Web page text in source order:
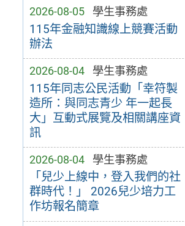
2026-08-05 學生事務處
115年金融知識線上競賽活動
辦法
2026-08-04 學生事務處
115年同志公民活動「幸符製
造所：與同志青少 年一起長
大」互動式展覽及相關講座資
訊
2026-08-04 學生事務處
「兒少上線中，登入我們的社
群時代！」 2026兒少培力工
作坊報名簡章